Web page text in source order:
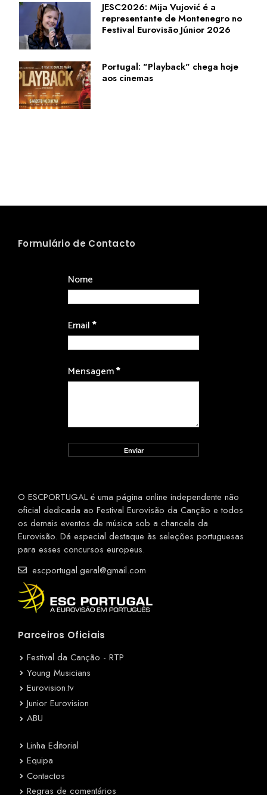
JESC2026: Mija Vujović é a
representante de Montenegro no
Festival Eurovisão Júnior 2026
Portugal: "Playback" chega hoje
aos cinemas
Formulário de Contacto
Nome
Email*
Mensagem*
O ESCPORTUGAL é uma página online independente não
oficial dedicada ao Festival Eurovisão da Canção e todos
os demais eventos de música sob a chancela da
Eurovisão. Dá especial destaque às seleções portuguesas
para esses concursos europeus.
escportugal.geral@gmail.com
Parceiros Oficiais
Festival da Canção - RTP
Young Musicians
Eurovision.tv
Junior Eurovision
ABU
Linha Editorial
Equipa
Contactos
Regras de comentários